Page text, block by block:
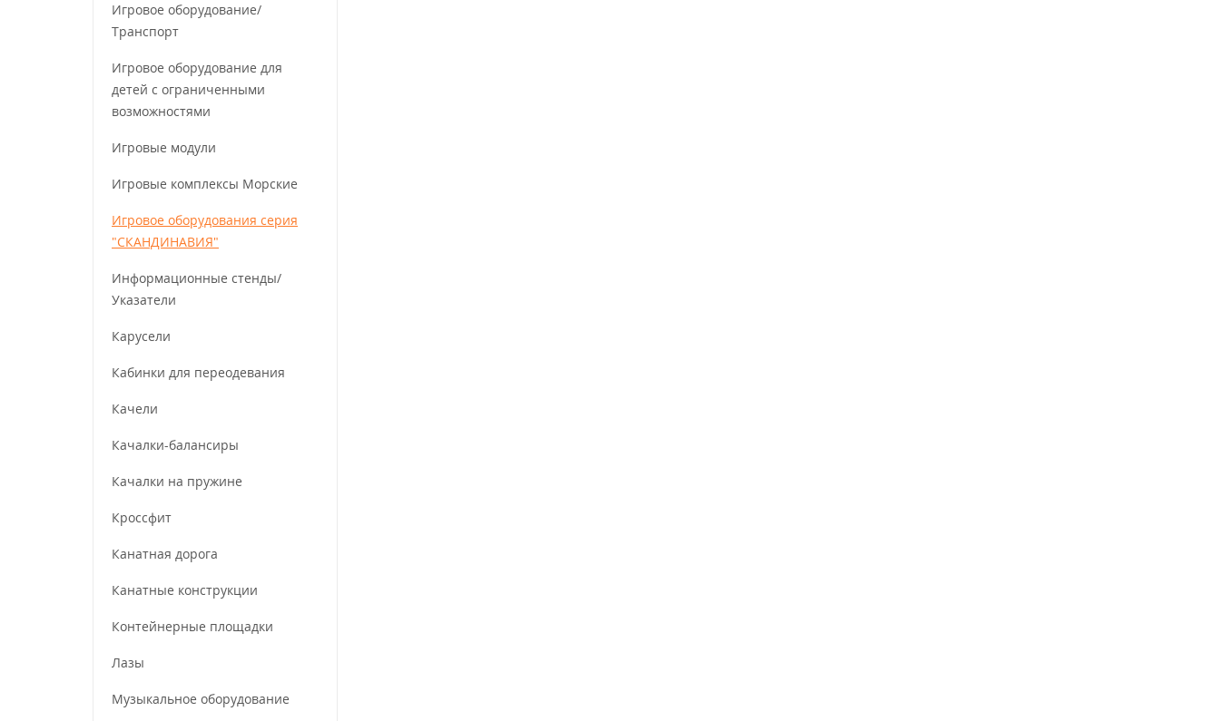
Игровое оборудование/
Транспорт
Игровое оборудование для
детей с ограниченными
возможностями
Игровые модули
Игровые комплексы Морские
Игровое оборудования серия
"СКАНДИНАВИЯ"
Информационные стенды/
Указатели
Карусели
Кабинки для переодевания
Качели
Качалки-балансиры
Качалки на пружине
Кроссфит
Канатная дорога
Канатные конструкции
Контейнерные площадки
Лазы
Музыкальное оборудование